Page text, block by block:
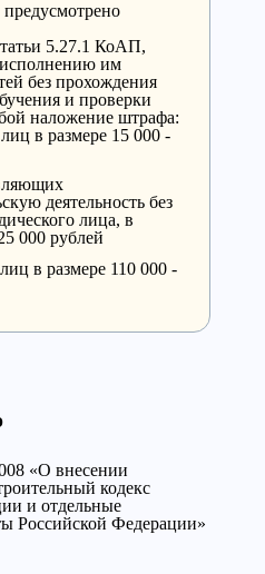
5.27.1 КоАП,
исполнению им
без прохождения
и проверки
наложение штрафа:
в размере 15 000 -
деятельность без
лица, в
000 рублей
в размере 110 000 -
«О внесении
кодекс
и отдельные
Российской Федерации»